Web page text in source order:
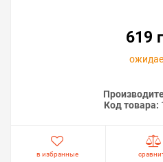
619
Код товара:
в избранные